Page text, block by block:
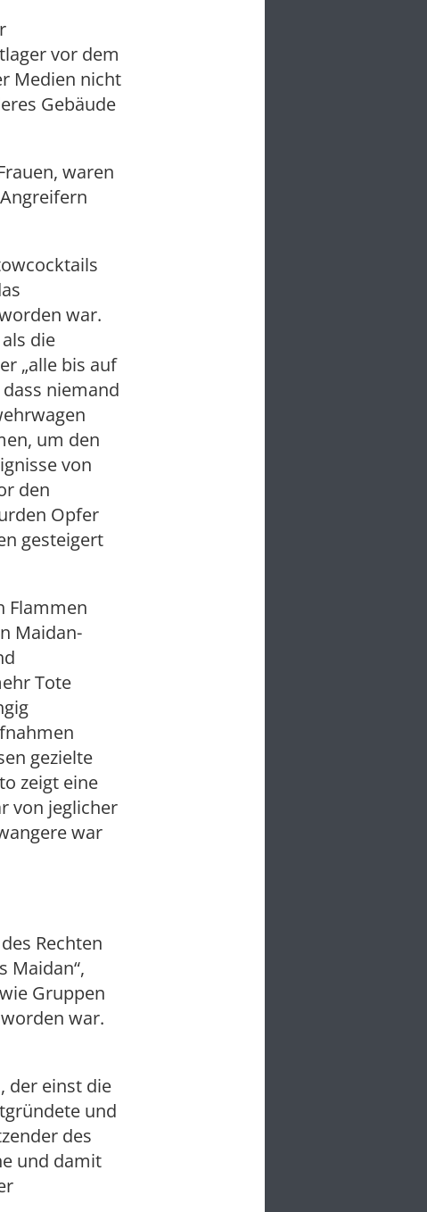
vor dem
Medien nicht
Gebäude
waren
war.
die
„alle bis auf
niemand
um den
von
den
Opfer
gesteigert
Flammen
Maidan-
Tote
gezielte
zeigt eine
von jeglicher
war
Rechten
Maidan“,
Gruppen
war.
der einst die
und
des
und damit